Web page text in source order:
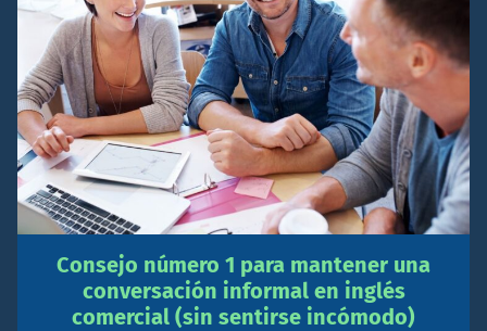
Consejo número 1 para mantener una
conversación informal en inglés
comercial (sin sentirse incómodo)